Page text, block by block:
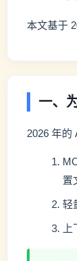
本文基于
一、
2026 年的
置
轻